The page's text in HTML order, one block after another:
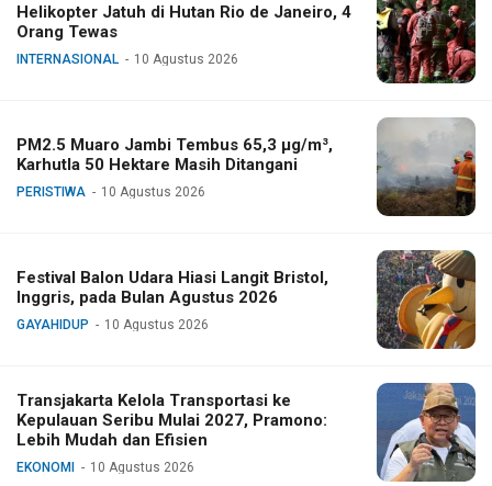
Helikopter Jatuh di Hutan Rio de Janeiro, 4
Orang Tewas
INTERNASIONAL 10 Agustus 2026
PM2.5 Muaro Jambi Tembus 65,3 µg/m³,
Karhutla 50 Hektare Masih Ditangani
PERISTIWA 10 Agustus 2026
Festival Balon Udara Hiasi Langit Bristol,
Inggris, pada Bulan Agustus 2026
GAYAHIDUP 10 Agustus 2026
Transjakarta Kelola Transportasi ke
Kepulauan Seribu Mulai 2027, Pramono:
Lebih Mudah dan Efisien
EKONOMI 10 Agustus 2026